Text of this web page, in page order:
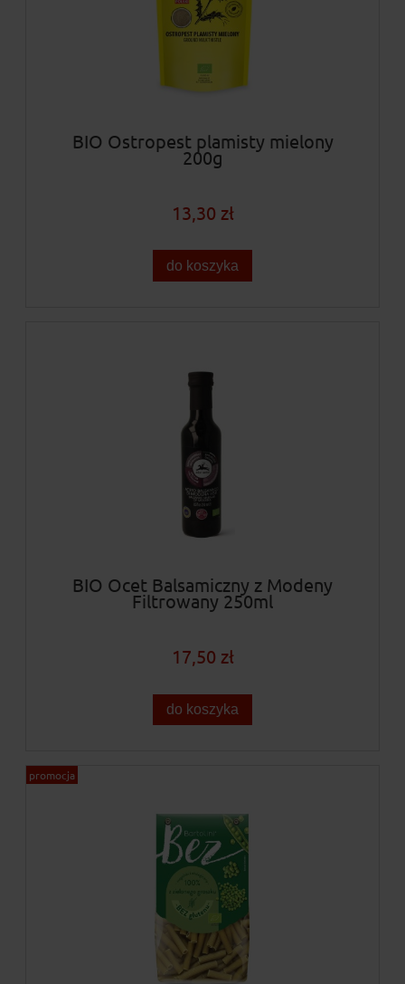
BIO Ostropest plamisty mielony
200g
13,30 zł
do koszyka
BIO Ocet Balsamiczny z Modeny
Filtrowany 250ml
17,50 zł
do koszyka
promocja